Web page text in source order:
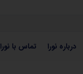
درباره نورا تماس با نورا